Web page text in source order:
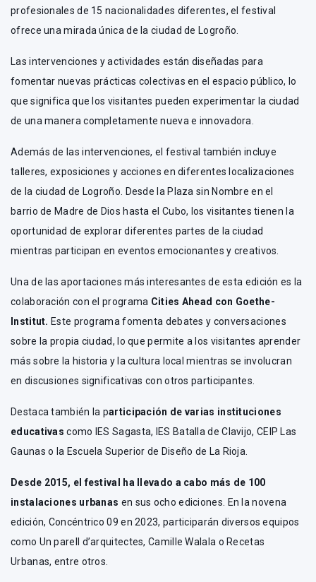
profesionales de 15 nacionalidades diferentes, el festival
ofrece una mirada única de la ciudad de Logroño.
Las intervenciones y actividades están diseñadas para
fomentar nuevas prácticas colectivas en el espacio público, lo
que significa que los visitantes pueden experimentar la ciudad
de una manera completamente nueva e innovadora.
Además de las intervenciones, el festival también incluye
talleres, exposiciones y acciones en diferentes localizaciones
de la ciudad de Logroño. Desde la Plaza sin Nombre en el
barrio de Madre de Dios hasta el Cubo, los visitantes tienen la
oportunidad de explorar diferentes partes de la ciudad
mientras participan en eventos emocionantes y creativos.
Una de las aportaciones más interesantes de esta edición es la
colaboración con el programa Cities Ahead con Goethe-
Institut. Este programa fomenta debates y conversaciones
sobre la propia ciudad, lo que permite a los visitantes aprender
más sobre la historia y la cultura local mientras se involucran
en discusiones significativas con otros participantes.
Destaca también la participación de varias instituciones
educativas como IES Sagasta, IES Batalla de Clavijo, CEIP Las
Gaunas o la Escuela Superior de Diseño de La Rioja.
Desde 2015, el festival ha llevado a cabo más de 100
instalaciones urbanas en sus ocho ediciones. En la novena
edición, Concéntrico 09 en 2023, participarán diversos equipos
como Un parell d’arquitectes, Camille Walala o Recetas
Urbanas, entre otros.